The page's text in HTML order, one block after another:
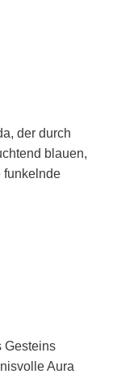
der durch
blauen,
funkelnde
Gesteins
Aura